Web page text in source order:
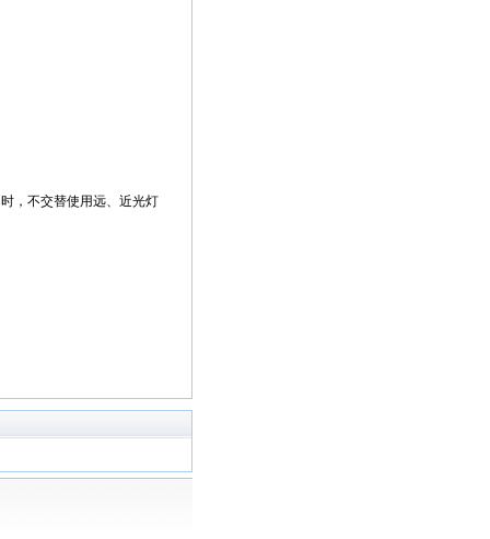
，不交替使用远、近光灯